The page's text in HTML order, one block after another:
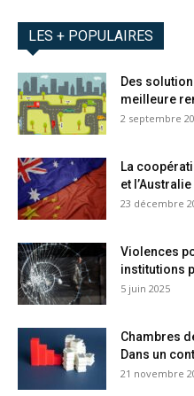
LES + POPULAIRES
Des
meilleure
2 septembre
La
et
23 décembre
Violences
institutions
5 juin 2025
Chambres
Dans un
21 novembre